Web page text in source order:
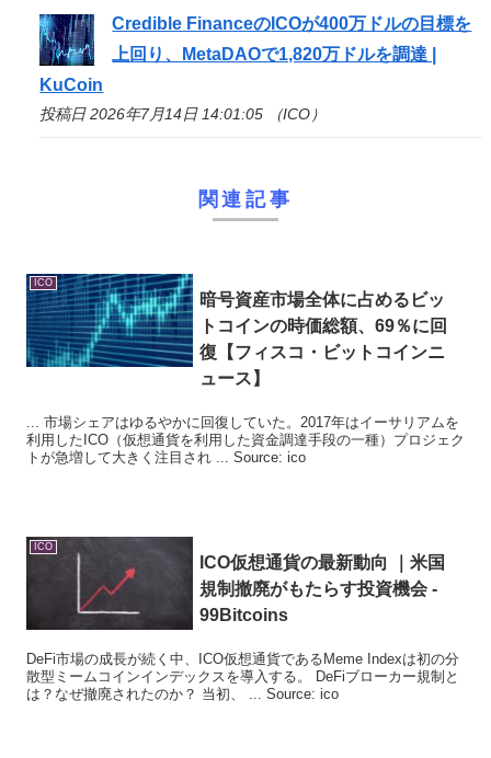
Credible Financeの ICOが400万ドルの目標を
上回り、MetaDAOで1,820万ドルを調達 |
KuCoin
投稿日 2026年7月14日 14:01:05 （ICO）
関連記事
ICO
暗号資産市場全体に占めるビッ
トコインの時価総額、69％に回
復【フィスコ・ビットコインニ
ュース】
... 市場シェアはゆるやかに回復していた。2017年はイーサリアムを
利用したICO（仮想通貨を利用した資金調達手段の一種）プロジェク
トが急増して大きく注目され ... Source: ico
ICO
ICO仮想通貨の最新動向 ｜米国
規制撤廃がもたらす投資機会 -
99Bitcoins
DeFi市場の成長が続く中、ICO仮想通貨であるMeme Indexは初の分
散型ミームコインインデックスを導入する。 DeFiブローカー規制と
は？なぜ撤廃されたのか？ 当初、 ... Source: ico